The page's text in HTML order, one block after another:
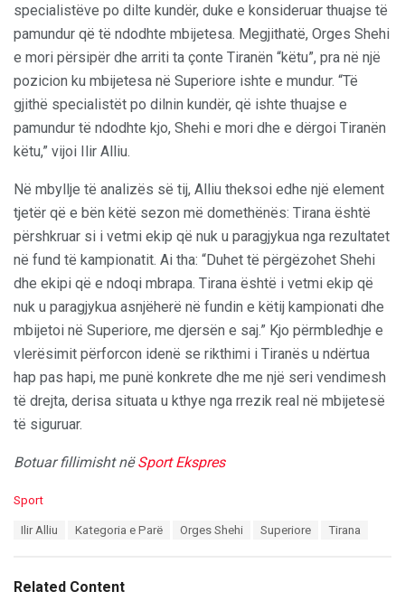
specialistëve po dilte kundër, duke e konsideruar thuajse të
pamundur që të ndodhte mbijetesa. Megjithatë, Orges Shehi
e mori përsipër dhe arriti ta çonte Tiranën “këtu”, pra në një
pozicion ku mbijetesa në Superiore ishte e mundur. “Të
gjithë specialistët po dilnin kundër, që ishte thuajse e
pamundur të ndodhte kjo, Shehi e mori dhe e dërgoi Tiranën
këtu,” vijoi Ilir Alliu.
Në mbyllje të analizës së tij, Alliu theksoi edhe një element
tjetër që e bën këtë sezon më domethënës: Tirana është
përshkruar si i vetmi ekip që nuk u paragjykua nga rezultatet
në fund të kampionatit. Ai tha: “Duhet të përgëzohet Shehi
dhe ekipi që e ndoqi mbrapa. Tirana është i vetmi ekip që
nuk u paragjykua asnjëherë në fundin e këtij kampionati dhe
mbijetoi në Superiore, me djersën e saj.” Kjo përmbledhje e
vlerësimit përforcon idenë se rikthimi i Tiranës u ndërtua
hap pas hapi, me punë konkrete dhe me një seri vendimesh
të drejta, derisa situata u kthye nga rrezik real në mbijetesë
të siguruar.
Botuar fillimisht nëSport Ekspres
C
o
Sport
:
Ilir Alliu Kategoria e Parë Orges Shehi Superiore Tirana
Related Content